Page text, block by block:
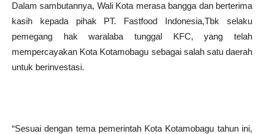
Dalam sambutannya, Wali Kota merasa bangga dan berterima
kasih kepada pihak PT. Fastfood Indonesia,Tbk selaku
pemegang hak waralaba tunggal KFC, yang telah
mempercayakan Kota Kotamobagu sebagai salah satu daerah
untuk berinvestasi.
“Sesuai dengan tema pemerintah Kota Kotamobagu tahun ini,